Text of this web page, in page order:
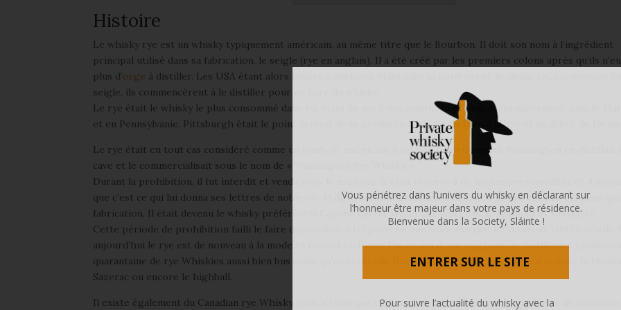
Histoire
Le whisky rye est un whisky typiquement américain, au même titre que le Bourbon. Il doit son nom à l’ingrédient
principal utilisé dans sa fabrication, le seigle (rye en anglais). Il a été créé par les premiers colons après qu’ils
plus d’orge à distiller. Les USA étant alors limités à quelques états dans le nord-est et le climat local convenant
seigle, ils commencèrent à le distiller pour en faire du whisky.
Le rye était le whisky le plus consommé dans les états du nord-est américain et plus particulièrement dans le
et en Pennsylvanie. Pittsburgh était le point central de sa production à la fin du 18ème siècle et au début du 19ème.
Le rye était en tout cas considéré comme un symbole américain, à tel point que Georges Washington en distillait
cave et le commercialisait sous le nom de « Washington Rye Whisky ».
Durant la prohibition, il fut interdit et vendu sous le manteau. Il était réservé à de hautes personnalités et
que c’est ce qui lui donna ses lettres de noblesse. Malgré cette interdiction il réussit à conserver une certaine
fabrication. Il était devenu le whisky préféré d’Al Capone qui fut séduit par son goût si distinctif et sa qualité.
Cette période de prohibition failli le faire disparaitre, à tel point qu’une seule marque lui survécut, Old Overholt.
aujourd’hui le rye est de nouveau à la mode et revient en force. Pas moins d’une vingtaine de distilleries
quarantaine de rye Whiskies aussi bien bus seuls qu’en cocktails. Il sert de base à des best sellers comme le
Sazerac ou encore le highball.
Il existe également du Canadian rye Whisky, mais n’étant pas réglementé, les producteurs sont libres de
Vous pénétrez dans l’univers du whisky en déclarant sur
l’honneur être majeur dans votre pays de résidence.
Bienvenue dans la Society, Sláinte !
ENTRER SUR LE SITE
Pour suivre l’actualité du whisky avec la